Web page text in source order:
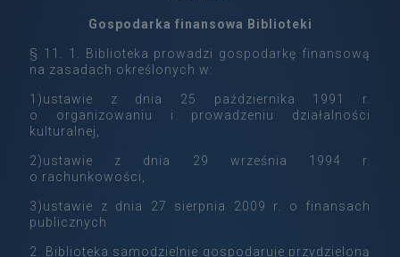
Gospodarka finansowa Biblioteki
§ 11. 1. Biblioteka prowadzi gospodarkę finansową
na zasadach określonych w:
1)ustawie z dnia 25 października 1991 r.
o organizowaniu i prowadzeniu działalności
kulturalnej,
2)ustawie z dnia 29 września 1994 r.
o rachunkowości,
3)ustawie z dnia 27 sierpnia 2009 r. o finansach
publicznych
2. Biblioteka samodzielnie gospodaruje przydzieloną